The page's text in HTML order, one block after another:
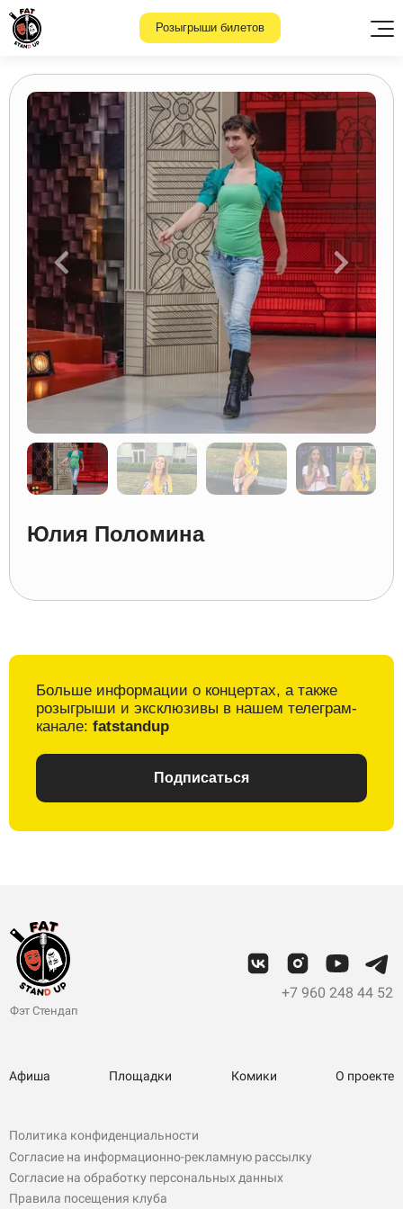
Розыгрыши билетов
Юлия Поломина
Больше информации о концертах, а также
розыгрыши и эксклюзивы в нашем телеграм-
канале: fatstandup
Подписаться
Фэт Стендап
+7 960 248 44 52
Афиша Площадки Комики О проекте
Политика конфиденциальности
Согласие на информационно-рекламную рассылку
Согласие на обработку персональных данных
Правила посещения клуба